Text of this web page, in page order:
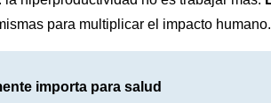
para multiplicar el impacto humano.
importa para salud